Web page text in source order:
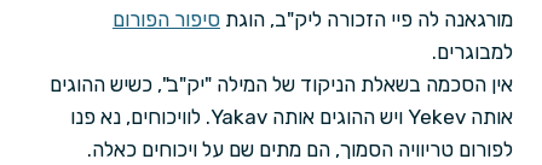
מורגאנה לה פיי הזכורה ליק"ב, הוגת סיפור הפורום
למבוגרים.
אין הסכמה בשאלת הניקוד של המילה "יק"ב", כשיש ההוגים
אותה Yekev ויש ההוגים אותה Yakav. לוויכוחים, נא פנו
לפורום טריוויה הסמוך, הם מתים שם על ויכוחים כאלה.